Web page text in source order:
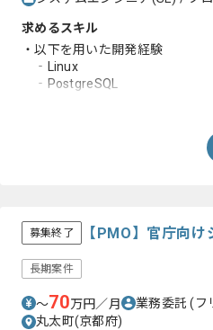
求めるスキル
・以下を用いた開発経験
‐Linux
‐PostgreSQL
募集終了 【PMO】官庁向
長期案件
〜70万円／月 業務委託(フ
丸太町(京都府)